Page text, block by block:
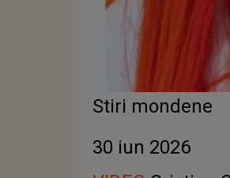
Stiri mondene
30 iun 2026